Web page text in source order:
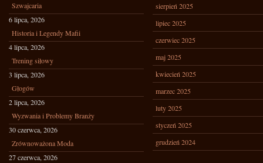
Szwajcaria
6 lipca, 2026
Historia i Legendy Mafii
4 lipca, 2026
Trening siłowy
3 lipca, 2026
Głogów
2 lipca, 2026
Wyzwania i Problemy Branży
30 czerwca, 2026
Zrównoważona Moda
27 czerwca, 2026
sierpień 2025
lipiec 2025
czerwiec 2025
maj 2025
kwiecień 2025
marzec 2025
luty 2025
styczeń 2025
grudzień 2024